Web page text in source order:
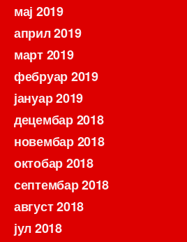
мај 2019
април 2019
март 2019
фебруар 2019
јануар 2019
децембар 2018
новембар 2018
октобар 2018
септембар 2018
август 2018
јул 2018